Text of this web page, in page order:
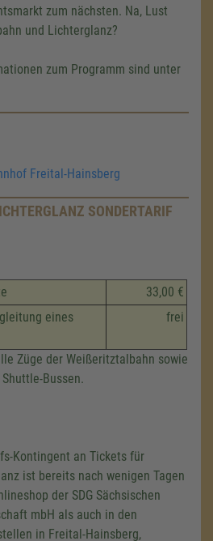
zum nächsten. Na, Lust
und Lichterglanz?
zum Programm sind unter
Freital-Hainsberg
SONDERTARIF
33,00 €
eines
frei
Züge der Weißeritztalbahn sowie
Bussen.
Kontingent an Tickets für
ist bereits nach wenigen Tagen
der SDG Sächsischen
mbH als auch in den
in Freital-Hainsberg,